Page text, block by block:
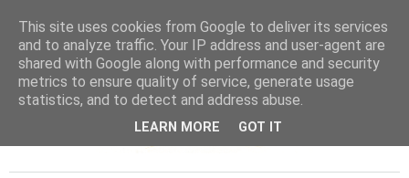
This site uses cookies from Google to deliver its services
and to analyze traffic. Your IP address and user-agent are
shared with Google along with performance and security
metrics to ensure quality of service, generate usage
statistics, and to detect and address abuse.
LEARN MORE GOT IT